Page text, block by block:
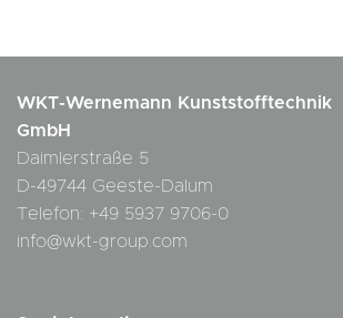
WKT-Wernemann Kunststofftechnik
GmbH
Daimlerstraße 5
D-49744 Geeste-Dalum
Telefon: +49 5937 9706-0
info@wkt-group.com